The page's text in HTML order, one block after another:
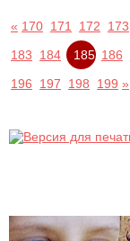
« 170 171 172 173
183
184 185 186
196
197 198 199 »